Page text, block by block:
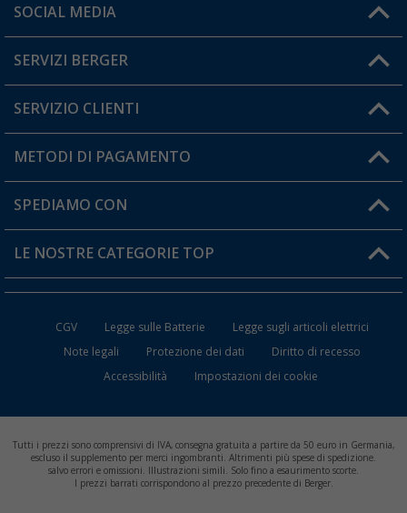
Orari di apertura del servizio:
Hai una domanda?
SOCIAL MEDIA
SERVIZI BERGER
Diventare rivenditori
Il mio Account
Carta fedeltà Berger
SERVIZIO CLIENTI
Informazioni sulla spedizione
Resi
FAQ e Contatti
METODI DI PAGAMENTO
SPEDIAMO CON
LE NOSTRE CATEGORIE TOP
Mobili per il Campeggio
Frigo Portatili
Climatizzatori per Camper
CGV Legge sulle Batterie
Legge sugli articoli elettrici
Note legali
Protezione dei dati
Diritto di recesso
Accessibilità
Impostazioni dei cookie
Tutti i prezzi sono comprensivi di IVA, consegna gratuita a partire da 50 euro in Germania,
escluso il supplemento per merci ingombranti. Altrimenti più spese di spedizione.
salvo errori e omissioni. Illustrazioni simili. Solo fino a esaurimento scorte.
I prezzi barrati corrispondono al prezzo precedente di Berger.